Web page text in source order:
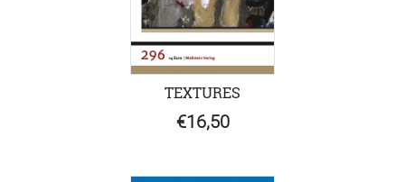
TEXTURES
€16,50